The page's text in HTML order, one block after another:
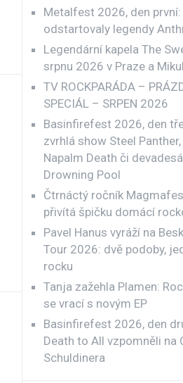
Metalfest 2026, den
odstartovaly legendy
Legendární kapela The
srpnu 2026 v Praze a
TV ROCKPARÁDA –
SPECIÁL – SRPEN 2026
Basinfirefest 2026, den
zvrhlá show Steel
Napalm Death či
Drowning Pool
Čtrnáctý ročník
přivítá špičku domácí
Pavel Hanus vyráží na
Tour 2026: dvě podoby,
rocku
Tanja zažehla Plamen:
se vrací s novým EP
Basinfirefest 2026, den
Death to All vzpomněli na
Schuldinera